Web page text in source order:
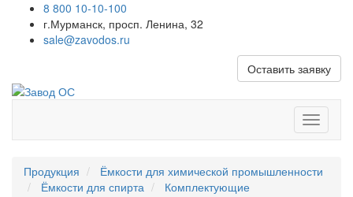
8 800 10-10-100
г.Мурманск, просп. Ленина, 32
sale@zavodos.ru
Оставить заявку
меню
Продукция
Ёмкости для химической промышленности
Ёмкости для спирта
Комплектующие